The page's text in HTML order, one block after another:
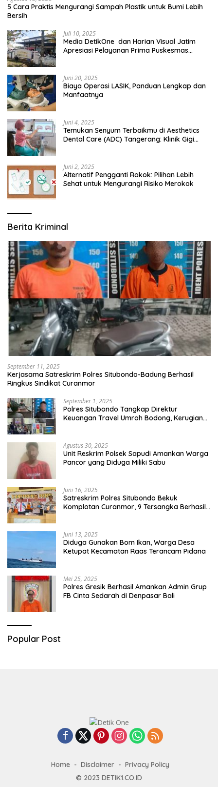
5 Cara Praktis Mengurangi Sampah Plastik untuk Bumi Lebih
Bersih
Juli 10, 2025
Media DetikOne dan Harian Visual Jatim
Apresiasi Pelayanan Prima Puskesmas
Juni 20, 2025
Biaya Operasi LASIK, Panduan Lengkap dan
Manfaatnya
Juni 4, 2025
Temukan Senyum Terbaikmu di Aesthetics
Dental Care (ADC) Tangerang: Klinik Gigi
Juni 2, 2025
Alternatif Pengganti Rokok: Pilihan Lebih
Sehat untuk Mengurangi Risiko Merokok
Berita Kriminal
September 11, 2025
Kerjasama Satreskrim Polres Situbondo-Badung Berhasil
Ringkus Sindikat Curanmor
September 1, 2025
Polres Situbondo Tangkap Direktur
Keuangan Travel Umroh Bodong, Kerugian
Agustus 30, 2025
Unit Reskrim Polsek Sapudi Amankan Warga
Pancor yang Diduga Miliki Sabu
Juni 16, 2025
Satreskrim Polres Situbondo Bekuk
Komplotan Curanmor, 9 Tersangka Berhasil
Juni 13, 2025
Diduga Gunakan Bom Ikan, Warga Desa
Ketupat Kecamatan Raas Terancam Pidana
Mei 25, 2025
Polres Gresik Berhasil Amankan Admin Grup
FB Cinta Sedarah di Denpasar Bali
Popular Post
Home Disclaimer
Privacy Policy
© 2023 DETIK1.CO.ID